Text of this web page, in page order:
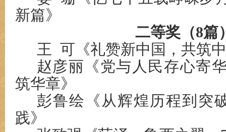
新篇》
二等奖（8篇
王 可 《礼赞新中国，共筑
赵彦丽《党与人民存心寄
筑华章》
彭鲁绘《从辉煌历程到突
践》